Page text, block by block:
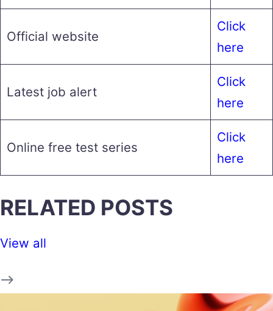
Official website
Click
here
Latest job alert
Click
here
Online free test series
Click
here
RELATED POSTS
View all